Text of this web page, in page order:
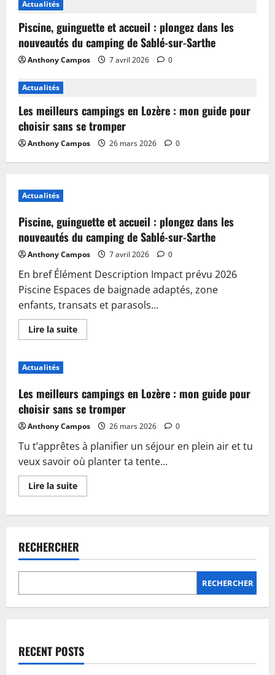
Actualités
Piscine, guinguette et accueil : plongez dans les
nouveautés du camping de Sablé-sur-Sarthe
Anthony Campos 7 avril 2026 0
Actualités
Les meilleurs campings en Lozère : mon guide pour
choisir sans se tromper
Anthony Campos 26 mars 2026 0
Actualités
Piscine, guinguette et accueil : plongez dans les
nouveautés du camping de Sablé-sur-Sarthe
Anthony Campos 7 avril 2026 0
En bref Élément Description Impact prévu 2026
Piscine Espaces de baignade adaptés, zone
enfants, transats et parasols...
Lire la suiteEn
savoir
accueil
:
plongez
dans
les
nouveautés
du
camping
de
Sablé-
sur-
Sarthe
Actualités
Les meilleurs campings en Lozère : mon guide pour
choisir sans se tromper
Anthony Campos 26 mars 2026 0
Tu t’apprêtes à planifier un séjour en plein air et tu
veux savoir où planter ta tente...
Lire la suiteEn
savoir
en
Lozère
:
mon
choisir
sans
RECHERCHER
RECHERCHER
RECENT POSTS